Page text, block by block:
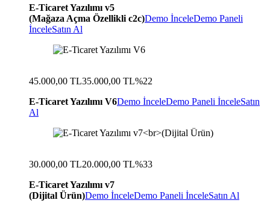
E-Ticaret Yazılımı v5
(Mağaza Açma Özellikli c2c)Demo İnceleDemo Paneli
İnceleSatın Al
45.000,00 TL35.000,00 TL%22
E-Ticaret Yazılımı V6Demo İnceleDemo Paneli İnceleSatın
Al
30.000,00 TL20.000,00 TL%33
E-Ticaret Yazılımı v7
(Dijital Ürün)Demo İnceleDemo Paneli İnceleSatın Al